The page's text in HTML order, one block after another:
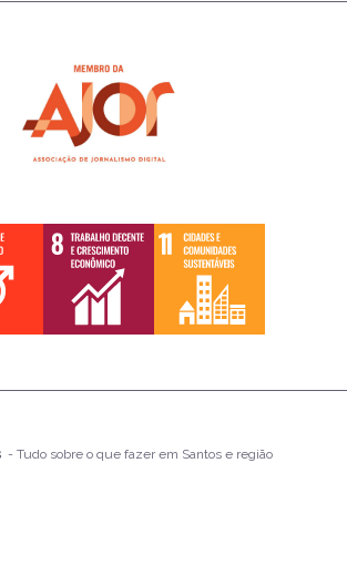
- Tudo sobre o que fazer em Santos e região